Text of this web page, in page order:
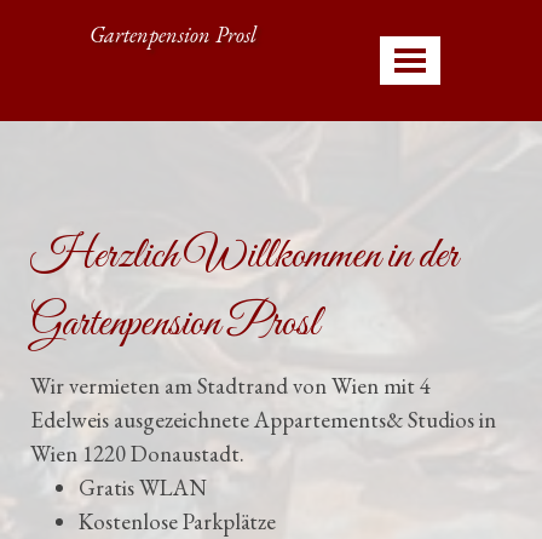
Gartenpension Prosl
Herzlich Willkommen in der
Gartenpension Prosl
Wir vermieten am Stadtrand von Wien mit 4
Edelweis ausgezeichnete Appartements& Studios in
Wien 1220 Donaustadt.
Gratis WLAN
Kostenlose Parkplätze